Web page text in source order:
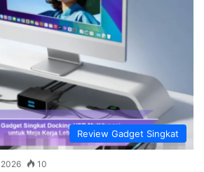
Review Gadget Singkat
10